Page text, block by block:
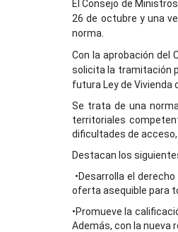
El Consejo de
26 de octubre y una
norma.
Con la aprobación del
solicita la tramitación
futura Ley de Vivienda
Se trata de una
territoriales
dificultades de
Destacan los
•Desarrolla el
oferta asequible para
•Promueve la
Además, con la nueva